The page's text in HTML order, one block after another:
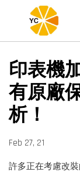
印表機
有原廠
析！
Feb 27, 21
許多正在考慮改